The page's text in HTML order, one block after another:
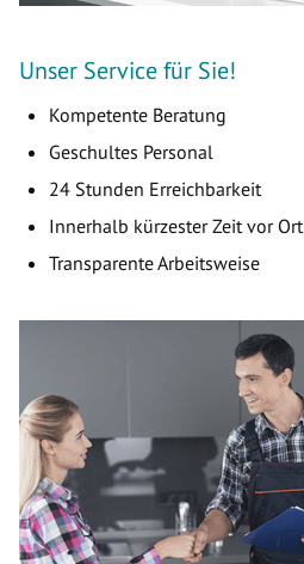
Unser Service für Sie!
Kompetente Beratung
Geschultes Personal
24 Stunden Erreichbarkeit
Innerhalb kürzester Zeit vor Ort
Transparente Arbeitsweise